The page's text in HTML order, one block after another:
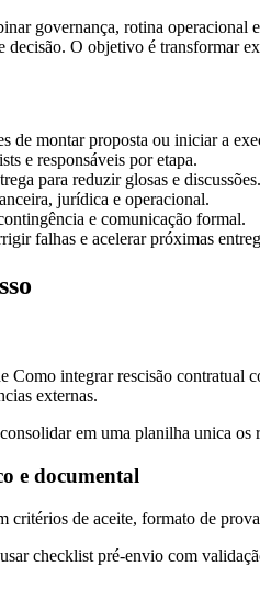
governança, rotina
O objetivo é transformar
de montar proposta ou iniciar a
e responsáveis por etapa.
para reduzir glosas e discussões.
jurídica e operacional.
e comunicação formal.
falhas e acelerar próximas
Como integrar rescisão
externas.
em uma planilha unica os
e documental
critérios de aceite, formato de
checklist pré-envio com